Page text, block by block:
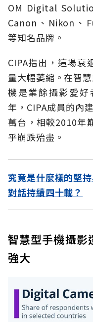
OM Digital
Canon、Nikon、
等知名品牌。
CIPA指出，這場衰
量大幅萎縮。在智
機是業餘攝影愛
年，CIPA成員的內
萬台，相較2010年
乎崩跌殆盡。
究竟是什麼樣的堅
對話持續四十載？
智慧型手機攝影
強大